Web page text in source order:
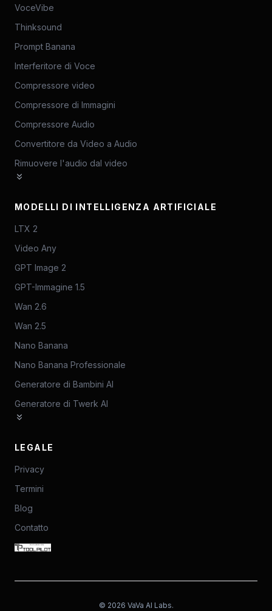
VoceVibe
Thinksound
Prompt Banana
Interferitore di Voce
Compressore video
Compressore di Immagini
Compressore Audio
Convertitore da Video a Audio
Rimuovere l'audio dal video
MODELLI DI INTELLIGENZA ARTIFICIALE
LTX 2
Video Any
GPT Image 2
GPT-Immagine 1.5
Wan 2.6
Wan 2.5
Nano Banana
Nano Banana Professionale
Generatore di Bambini AI
Generatore di Twerk AI
LEGALE
Privacy
Termini
Blog
Contatto
© 2026 VaVa AI Labs.